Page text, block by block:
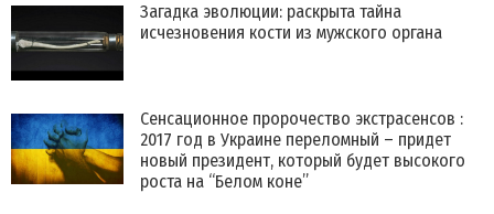
Загадка эволюции: раскрыта тайна
исчезновения кости из мужского органа
Сенсационное пророчество экстрасенсов :
2017 год в Украине переломный – придет
новый президент, который будет высокого
роста на “Белом коне”